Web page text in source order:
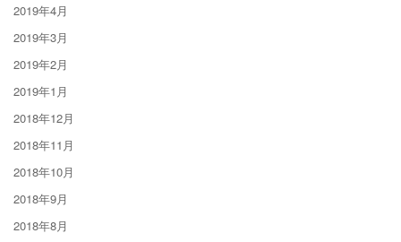
2019年4月
2019年3月
2019年2月
2019年1月
2018年12月
2018年11月
2018年10月
2018年9月
2018年8月